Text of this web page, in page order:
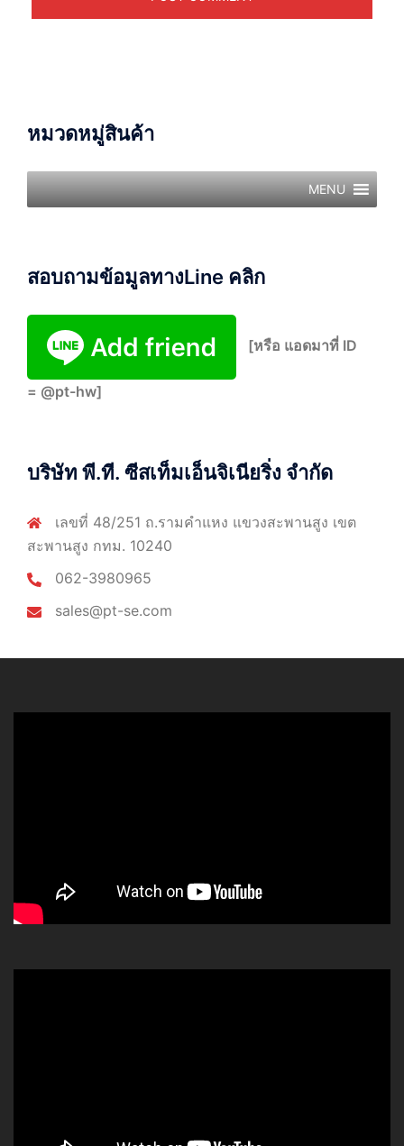
หมวดหมู่สินค้า
MENU
สอบถามข้อมูลทางLine คลิก
[หรือ แอดมาที่ ID
= @pt-hw]
บริษัท พี.ที. ซีสเท็มเอ็นจิเนียริ่ง จำกัด
เลขที่ 48/251 ถ.รามคำแหง แขวงสะพานสูง เขต
สะพานสูง กทม. 10240
062-3980965
sales@pt-se.com